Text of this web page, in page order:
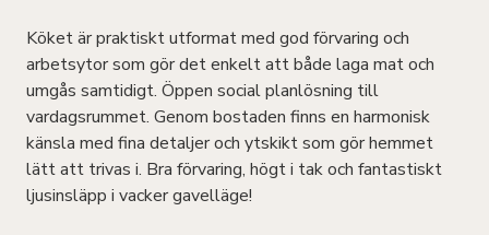
Köket är praktiskt utformat med god förvaring och
arbetsytor som gör det enkelt att både laga mat och
umgås samtidigt. Öppen social planlösning till
vardagsrummet. Genom bostaden finns en harmonisk
känsla med fina detaljer och ytskikt som gör hemmet
lätt att trivas i. Bra förvaring, högt i tak och fantastiskt
ljusinsläpp i vacker gavelläge!